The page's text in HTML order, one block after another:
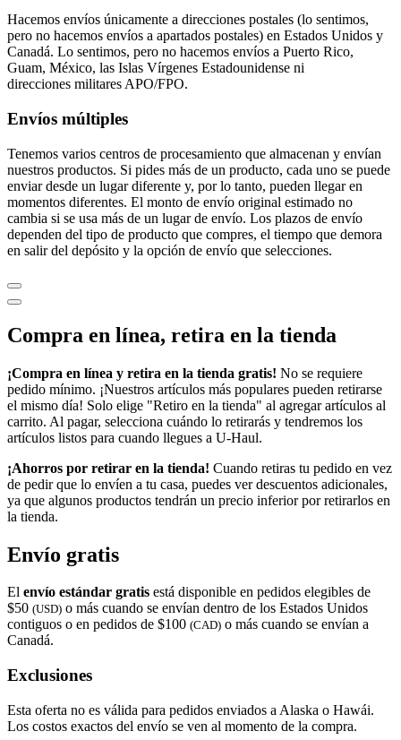
Hacemos envíos únicamente a direcciones postales (lo sentimos,
pero no hacemos envíos a apartados postales) en Estados Unidos y
Canadá. Lo sentimos, pero no hacemos envíos a Puerto Rico,
Guam, México, las Islas Vírgenes Estadounidense ni
direcciones militares APO/FPO.
Envíos múltiples
Tenemos varios centros de procesamiento que almacenan y envían
nuestros productos. Si pides más de un producto, cada uno se puede
enviar desde un lugar diferente y, por lo tanto, pueden llegar en
momentos diferentes. El monto de envío original estimado no
cambia si se usa más de un lugar de envío. Los plazos de envío
dependen del tipo de producto que compres, el tiempo que demora
en salir del depósito y la opción de envío que selecciones.
Compra en línea, retira en la tienda
¡Compra en línea y retira en la tienda gratis! No se requiere
pedido mínimo. ¡Nuestros artículos más populares pueden retirarse
el mismo día! Solo elige "Retiro en la tienda" al agregar artículos al
carrito. Al pagar, selecciona cuándo lo retirarás y tendremos los
artículos listos para cuando llegues a U-Haul.
¡Ahorros por retirar en la tienda! Cuando retiras tu pedido en vez
de pedir que lo envíen a tu casa, puedes ver descuentos adicionales,
ya que algunos productos tendrán un precio inferior por retirarlos en
la tienda.
Envío gratis
El envío estándar gratis está disponible en pedidos elegibles de
$50 (USD) o más cuando se envían dentro de los Estados Unidos
contiguos o en pedidos de $100 (CAD) o más cuando se envían a
Canadá.
Exclusiones
Esta oferta no es válida para pedidos enviados a Alaska o Hawái.
Los costos exactos del envío se ven al momento de la compra.